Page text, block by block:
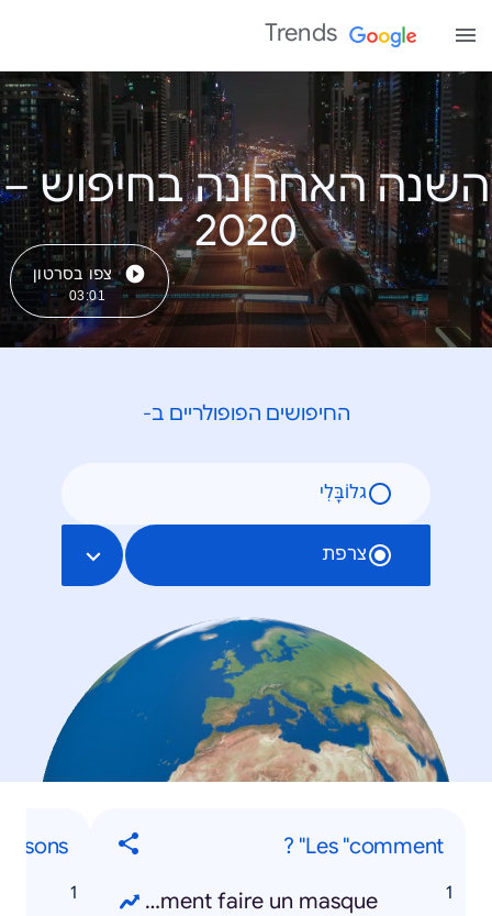
Trends
השנה האחרונה בחיפוש –
צפו בסרטון
03:01
החיפושים הפופולריים ב-
גלוֹבָּלִי
צרפת
Les "comment" ?
Comment faire un masque ?